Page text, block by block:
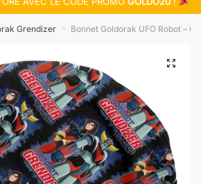
Grendizer » Bonnet Goldorak UFO Robot –